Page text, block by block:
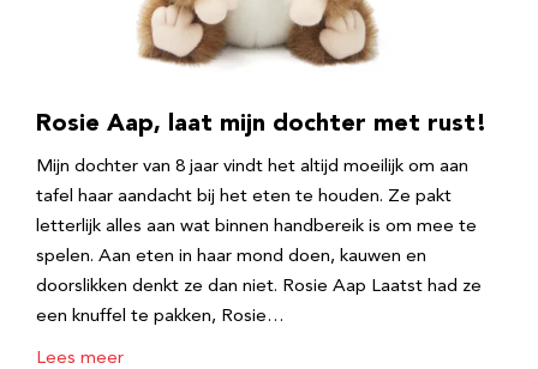
Rosie Aap, laat mijn dochter met rust!
Mijn dochter van 8 jaar vindt het altijd moeilijk om aan
tafel haar aandacht bij het eten te houden. Ze pakt
letterlijk alles aan wat binnen handbereik is om mee te
spelen. Aan eten in haar mond doen, kauwen en
doorslikken denkt ze dan niet. Rosie Aap Laatst had ze
een knuffel te pakken, Rosie…
Lees meer